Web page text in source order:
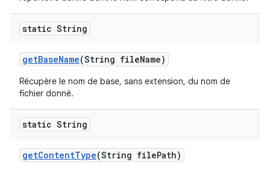
static String
getBaseName(String fileName)
Récupère le nom de base, sans extension, du nom de
fichier donné.
static String
getContentType(String filePath)